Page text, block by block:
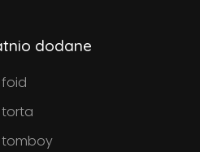
dodane
foid
torta
tomboy